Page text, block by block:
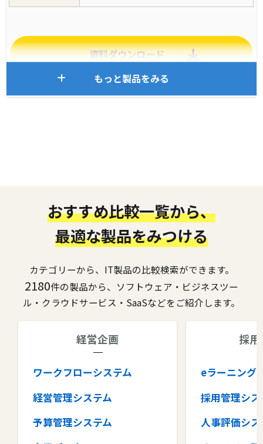
資料ダウンロード
もっと製品をみる
おすすめ比較一覧から、
最適な製品をみつける
カテゴリーから、IT製品の比較検索ができます。
2180件の製品から、ソフトウェア・ビジネスツー
ル・クラウドサービス・SaaSなどをご紹介します。
経営企画
ワークフローシステム
経営管理システム
予算管理システム
採
eラーニング
採用管理シス
人事評価シス